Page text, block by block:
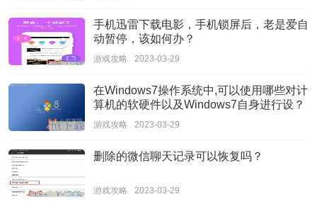
手机迅雷下载电影，手机锁屏后，老是爱自
动暂停，该如何办？
游戏攻略 2023-03-29
在Windows7操作系统中,可以使用哪些对计
算机的软硬件以及Windows7自身进行设？
游戏攻略 2023-03-29
删除的微信聊天记录可以恢复吗？
游戏攻略 2023-03-29